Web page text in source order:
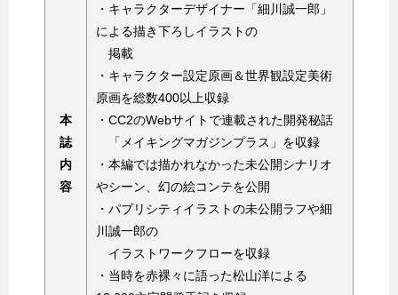
本
誌
内
容
・キャラクターデザイナー「細川誠一郎」
による描き下ろしイラストの
掲載
・キャラクター設定原画＆世界観設定美術
原画を総数400以上収録
・CC2のWebサイトで連載された開発秘話
「メイキングマガジンプラス」を収録
・本編では描かれなかった未公開シナリオ
やシーン、幻の絵コンテを公開
・パブリシティイラストの未公開ラフや細
川誠一郎の
イラストワークフローを収録
・当時を赤裸々に語った松山洋による